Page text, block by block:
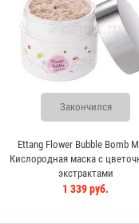
Закончился
Ettang Flower Bubble Bomb
Кислородная маска с
экстрактами
1 339 руб.